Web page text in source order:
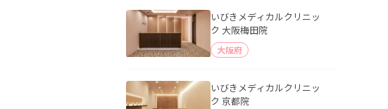
いびきメディカルクリニッ
ク 大阪梅田院
大阪府
いびきメディカルクリニッ
ク 京都院